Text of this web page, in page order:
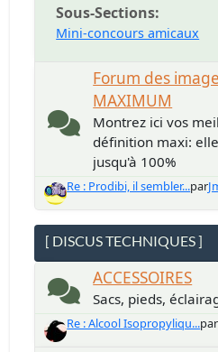
Sous-Sections
Mini-concours amicaux
Forum des
MAXIMUM
Montrez ici vos
définition maxi:
jusqu'à 100%
Re : Prodibi, il sembler...par
[ DISCUS TECHNIQUES ]
ACCESSOIRES
Sacs, pieds,
Re : Alcool Isopropyliqu...par